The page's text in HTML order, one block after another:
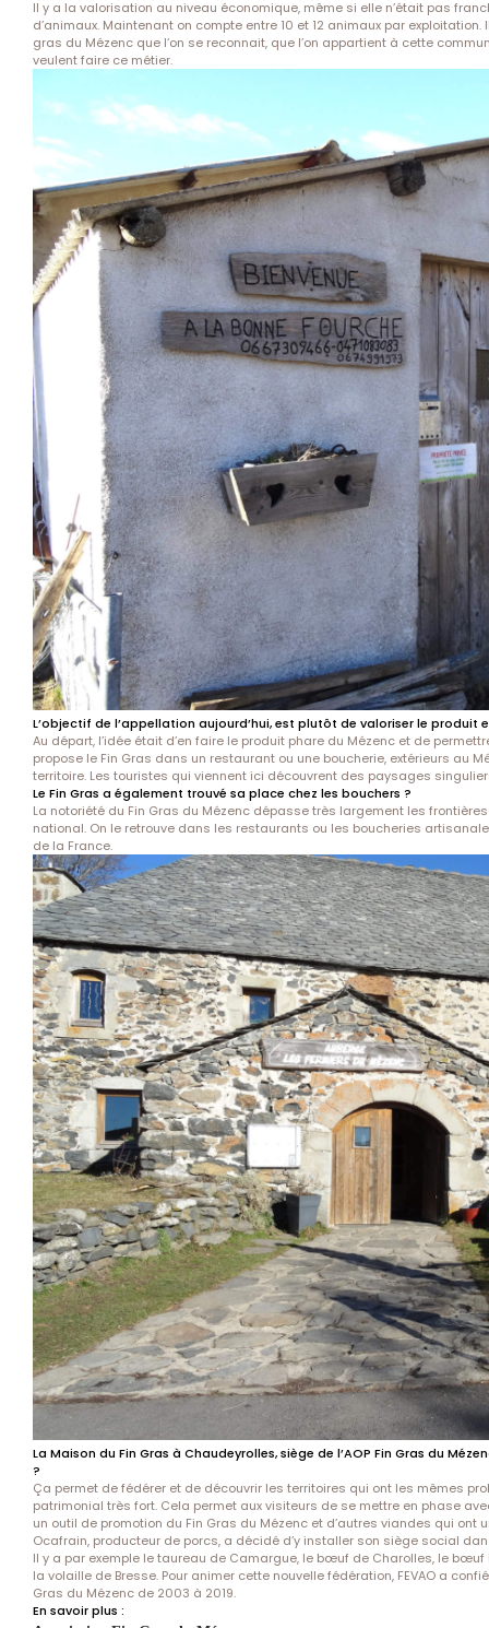
Il y a la valorisation au niveau économique, même si elle n’était pas
d’animaux. Maintenant on compte entre 10 et 12 animaux par
gras du Mézenc que l’on se reconnait, que l’on appartient à cette
veulent faire ce métier.
L’objectif de l’appellation aujourd’hui, est plutôt de valoriser le produit
Au départ, l’idée était d’en faire le produit phare du Mézenc et de
propose le Fin Gras dans un restaurant ou une boucherie, extérieurs au
territoire. Les touristes qui viennent ici découvrent des paysages
Le Fin Gras a également trouvé sa place chez les bouchers ?
La notoriété du Fin Gras du Mézenc dépasse très largement les
national. On le retrouve dans les restaurants ou les boucheries
de la France.
La Maison du Fin Gras à Chaudeyrolles, siège de l’AOP Fin Gras du
?
Ça permet de fédérer et de découvrir les territoires qui ont les mêmes
patrimonial très fort. Cela permet aux visiteurs de se mettre en phase
un outil de promotion du Fin Gras du Mézenc et d’autres viandes qui ont
Ocafrain, producteur de porcs, a décidé d’y installer son siège social
Il y a par exemple le taureau de Camargue, le bœuf de Charolles, le
la volaille de Bresse. Pour animer cette nouvelle fédération, FEVAO a
Gras du Mézenc de 2003 à 2019.
En savoir plus :